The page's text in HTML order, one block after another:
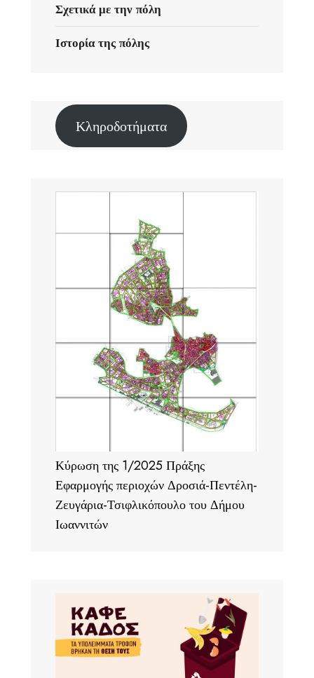
Σχετικά με την πόλη
Ιστορία της πόλης
Κληροδοτήματα
Κύρωση της 1/2025 Πράξης
Εφαρμογής περιοχών Δροσιά-Πεντέλη-
Ζευγάρια-Τσιφλικόπουλο του Δήμου
Ιωαννιτών